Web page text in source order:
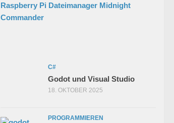
Raspberry Pi Dateimanager Midnight
Commander
C#
Godot und Visual Studio
18. OKTOBER 2025
PROGRAMMIEREN